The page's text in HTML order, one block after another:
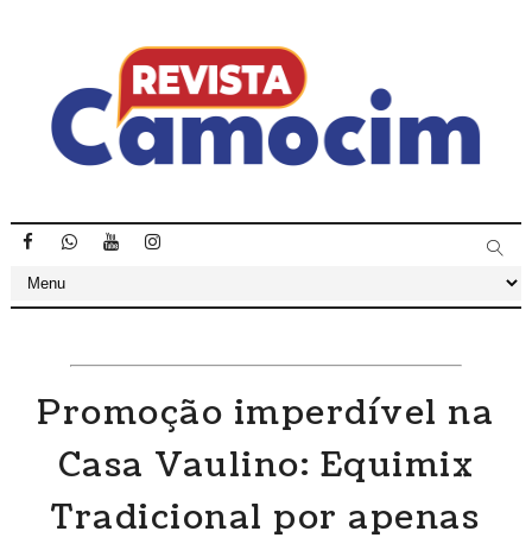
Promoção imperdível na
Casa Vaulino: Equimix
Tradicional por apenas